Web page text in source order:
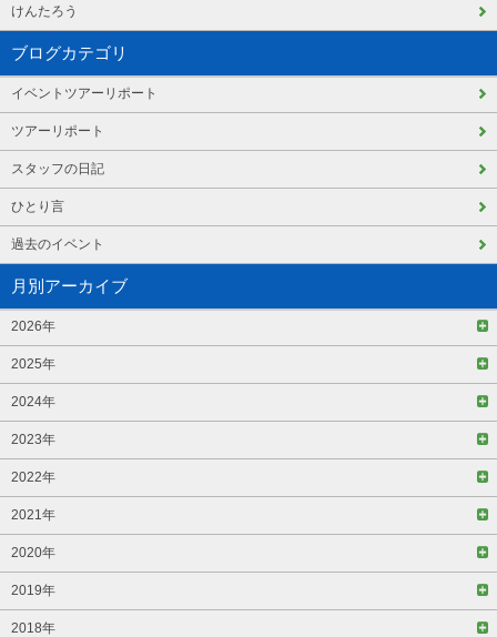
けんたろう
ブログカテゴリ
イベントツアーリポート
ツアーリポート
スタッフの日記
ひとり言
過去のイベント
月別アーカイブ
2026年
2025年
2024年
2023年
2022年
2021年
2020年
2019年
2018年